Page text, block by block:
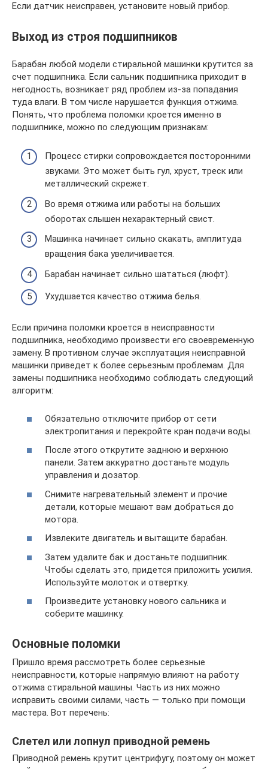
Если датчик неисправен, установите новый прибор.
Выход из строя подшипников
Барабан любой модели стиральной машинки крутится за
счет подшипника. Если сальник подшипника приходит в
негодность, возникает ряд проблем из-за попадания
туда влаги. В том числе нарушается функция отжима.
Понять, что проблема поломки кроется именно в
подшипнике, можно по следующим признакам:
Процесс стирки сопровождается посторонними
звуками. Это может быть гул, хруст, треск или
металлический скрежет.
Во время отжима или работы на больших
оборотах слышен нехарактерный свист.
Машинка начинает сильно скакать, амплитуда
вращения бака увеличивается.
Барабан начинает сильно шататься (люфт).
Ухудшается качество отжима белья.
Если причина поломки кроется в неисправности
подшипника, необходимо произвести его своевременную
замену. В противном случае эксплуатация неисправной
машинки приведет к более серьезным проблемам. Для
замены подшипника необходимо соблюдать следующий
алгоритм:
Обязательно отключите прибор от сети
электропитания и перекройте кран подачи воды.
После этого открутите заднюю и верхнюю
панели. Затем аккуратно достаньте модуль
управления и дозатор.
Снимите нагревательный элемент и прочие
детали, которые мешают вам добраться до
мотора.
Извлеките двигатель и вытащите барабан.
Затем удалите бак и достаньте подшипник.
Чтобы сделать это, придется приложить усилия.
Используйте молоток и отвертку.
Произведите установку нового сальника и
соберите машинку.
Основные поломки
Пришло время рассмотреть более серьезные
неисправности, которые напрямую влияют на работу
отжима стиральной машины. Часть из них можно
исправить своими силами, часть — только при помощи
мастера. Вот перечень:
Слетел или лопнул приводной ремень
Приводной ремень крутит центрифугу, поэтому он может